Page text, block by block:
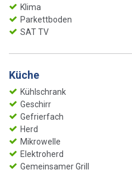
Klima
Parkettboden
SAT TV
Küche
Kühlschrank
Geschirr
Gefrierfach
Herd
Mikrowelle
Elektroherd
Gemeinsamer Grill